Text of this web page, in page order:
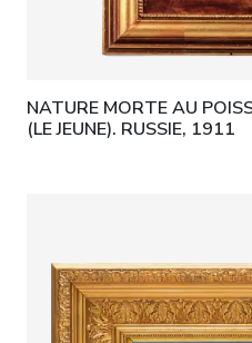
NATURE MORTE AU
(LE JEUNE). RUSSIE, 1911